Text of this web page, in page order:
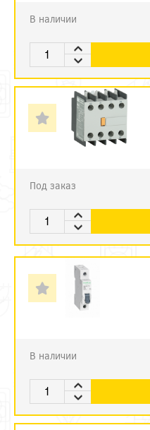
В наличии
Под заказ
В наличии